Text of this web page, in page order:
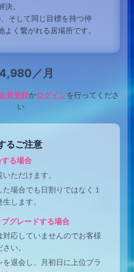
。
そして同じ目標を持つ仲
よく繋がれる居場所です。
／月
員登録かログインを行ってくださ
い
るご注意
る場合
ただけます。
た場合でも日割りではなく１
します。
グレードする場合
対応していませんのでお客様
い。
を退会し、月初日に上位プラ